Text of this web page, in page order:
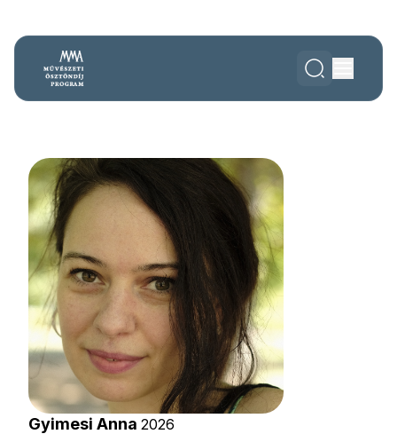
Gyimesi Anna 2026